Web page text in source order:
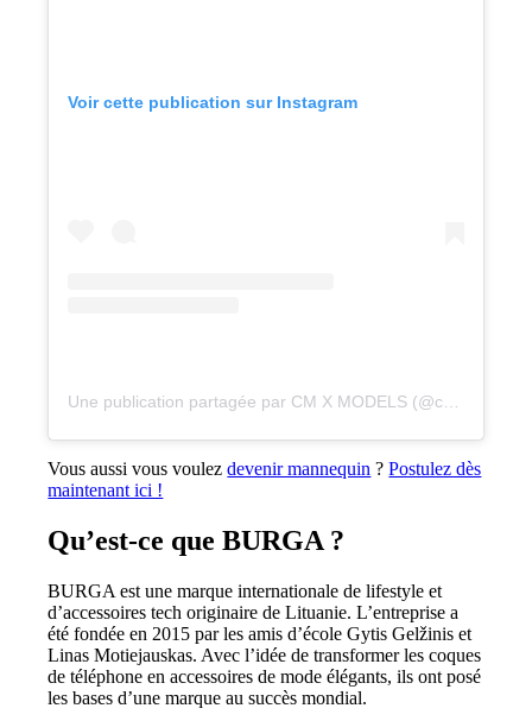
Voir cette publication sur Instagram
Vous aussi vous voulezdevenir mannequin ?Postulez dès
maintenant ici !
Qu’est-ce que BURGA ?
BURGA est une marque internationale de lifestyle et
d’accessoires tech originaire de Lituanie. L’entreprise a
été fondée en 2015 par les amis d’école Gytis Gelžinis et
Linas Motiejauskas. Avec l’idée de transformer les coques
de téléphone en accessoires de mode élégants, ils ont posé
les bases d’une marque au succès mondial.